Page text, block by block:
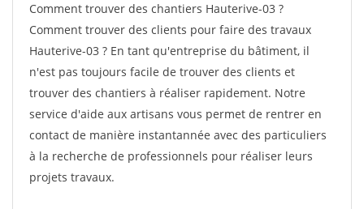
Comment trouver des chantiers Hauterive-03 ?
Comment trouver des clients pour faire des travaux
Hauterive-03 ? En tant qu'entreprise du bâtiment, il
n'est pas toujours facile de trouver des clients et
trouver des chantiers à réaliser rapidement. Notre
service d'aide aux artisans vous permet de rentrer en
contact de manière instantannée avec des particuliers
à la recherche de professionnels pour réaliser leurs
projets travaux.